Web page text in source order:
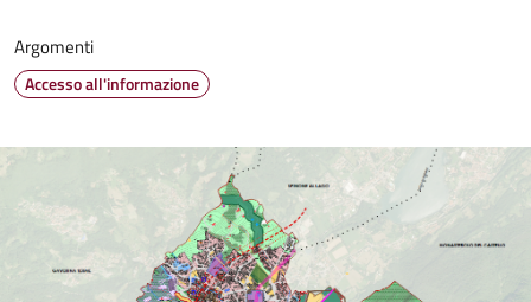
Argomenti
Accesso all'informazione